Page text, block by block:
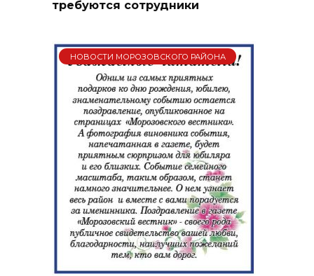
требуются сотрудники
НОВОСТИ МОРОЗОВСКОГО РАЙОНА